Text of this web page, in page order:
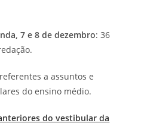
7 e 8 de dezembro: 36
a assuntos e
do ensino médio.
do vestibular da